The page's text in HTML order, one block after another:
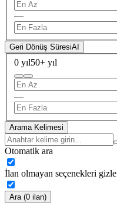
—
Geri Dönüş SüresiAI
0 yıl50+ yıl
—
Arama Kelimesi
Otomatik ara
İlan olmayan seçenekleri gizle
Ara (0 ilan)